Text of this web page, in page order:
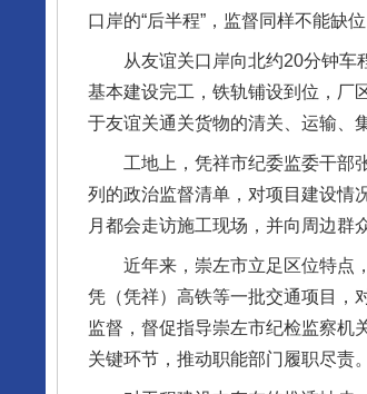
口岸的“后半程”，监督同样不能缺位
从友谊关口岸向北约20分钟车程
基本建设完工，铁轨铺设到位，厂
于友谊关通关货物的清关、运输、
工地上，凭祥市纪委监委干部张
列的政治监督清单，对项目建设情
月都会走访施工现场，并向周边群
近年来，崇左市立足区位特点，
凭（凭祥）高铁等一批交通项目，
监督，督促指导崇左市纪检监察机
关键环节，推动职能部门履职尽责。